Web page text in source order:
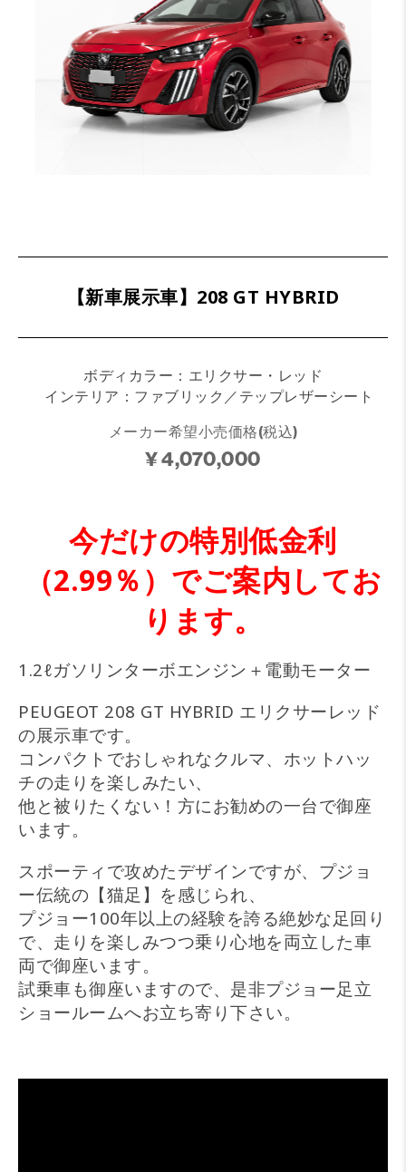
【新車展示車】208 GT HYBRID
ボディカラー：エリクサー・レッド
インテリア：ファブリック／テップレザーシート
メーカー希望小売価格(税込)
¥ 4,070,000
今だけの特別低金利
（2.99％）でご案内してお
ります。
1.2ℓガソリンターボエンジン＋電動モーター
PEUGEOT 208 GT HYBRID エリクサーレッド
の展示車です。
コンパクトでおしゃれなクルマ、ホットハッ
チの走りを楽しみたい、
他と被りたくない！方にお勧めの一台で御座
います。
スポーティで攻めたデザインですが、プジョ
ー伝統の【猫足】を感じられ、
プジョー100年以上の経験を誇る絶妙な足回り
で、走りを楽しみつつ乗り心地を両立した車
両で御座います。
試乗車も御座いますので、是非プジョー足立
ショールームへお立ち寄り下さい。